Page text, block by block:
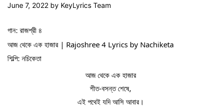
June 7, 2022 by KeyLyrics Team
গান: রাজশ্রী ৪
আজ থেকে এক হাজার | Rajoshree 4 Lyrics by Nachiketa
শিল্পি: নচিকেতা
আজ থেকে এক হাজার
শীত-বসন্ত শেষে,
এই পথেই যদি আসি আবার।